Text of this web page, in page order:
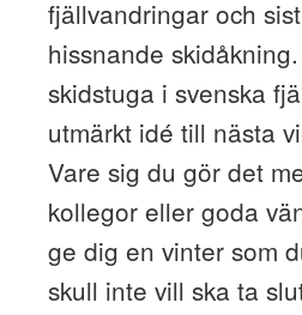
fjällvandringar och
hissnande
skidstuga i svenska
utmärkt idé till nästa
Vare sig du gör det
kollegor eller goda
ge dig en vinter som
skull inte vill ska ta